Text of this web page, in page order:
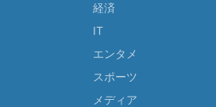
経済
IT
エンタメ
スポーツ
メディア